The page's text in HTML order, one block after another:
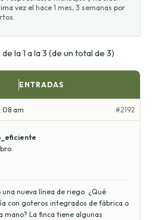
vez el hace 1 mes, 3 semanas por
la 1 a la 3 (de un total de 3)
ENTRADAS
am #2192
nueva línea de riego. ¿Qué
con goteros integrados de fábrica o
mano? La finca tiene algunas